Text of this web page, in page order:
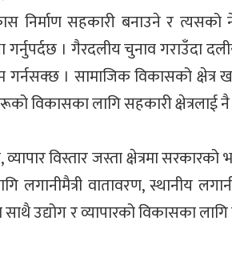
निर्माण सहकारी बनाउने र त्यसको
। गैरदलीय चुनाव गराउँदा
। सामाजिक विकासको क्षेत्र
विकासका लागि सहकारी क्षेत्रलाई
विस्तार जस्ता क्षेत्रमा सरकारको
लगानीमैत्री वातावरण, स्थानीय
उद्योग र व्यापारको विकासका लागि